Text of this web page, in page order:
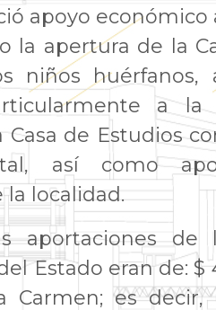
apoyo
la apertura de la
niños
a
Casa de Estudios
así como
la localidad.
aportaciones
Estado eran de: $
Carmen; es